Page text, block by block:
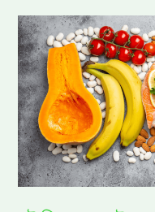
পটাশিয়াম
এর
উৎস,কাজ,অভাবজনিত
লক্ষণ
এবং
এর
দৈনিক
চাহিদা